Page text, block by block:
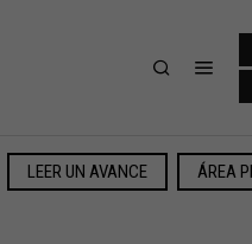
LEER UN AVANCE ÁREA